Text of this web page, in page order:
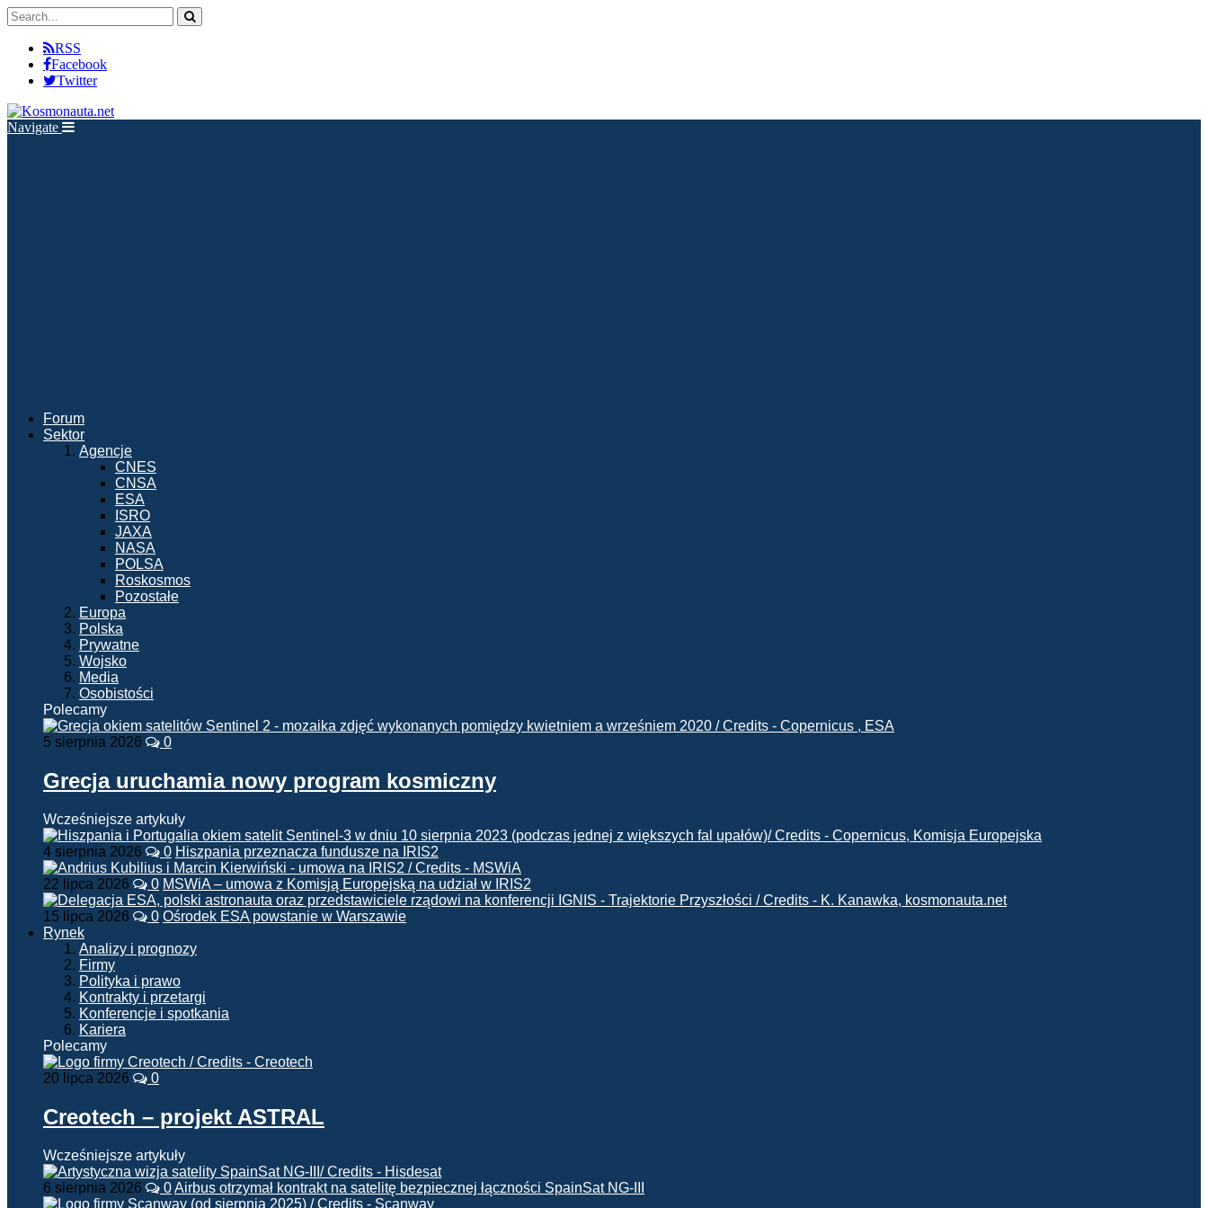
RSS
Facebook
Twitter
Navigate
Forum
Sektor
Agencje
CNES
CNSA
ESA
ISRO
JAXA
NASA
POLSA
Roskosmos
Pozostałe
Europa
Polska
Prywatne
Wojsko
Media
Osobistości
Polecamy
5 sierpnia 2026 0
Grecja uruchamia nowy program kosmiczny
Wcześniejsze artykuły
4 sierpnia 2026 0 Hiszpania przeznacza fundusze na IRIS2
22 lipca 2026 0 MSWiA – umowa z Komisją Europejską na udział w IRIS2
15 lipca 2026 0 Ośrodek ESA powstanie w Warszawie
Rynek
Analizy i prognozy
Firmy
Polityka i prawo
Kontrakty i przetargi
Konferencje i spotkania
Kariera
Polecamy
20 lipca 2026 0
Creotech – projekt ASTRAL
Wcześniejsze artykuły
6 sierpnia 2026 0Airbus otrzymał kontrakt na satelitę bezpiecznej łączności SpainSat NG-III